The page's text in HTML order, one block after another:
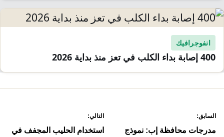
انفوجرافيك
400 إصابة بداء الكلب في تعز منذ بداية 2026
المقالات
السابق:
مدرجات محافظة إب: نموذج
التالي:
استخدام الحليب المجفف في